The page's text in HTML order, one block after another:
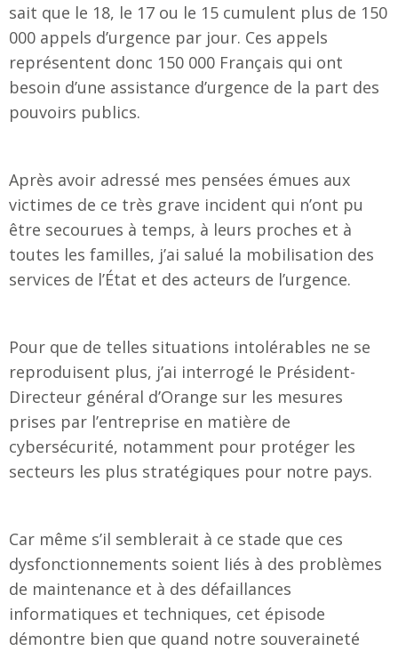
sait que le 18, le 17 ou le 15 cumulent plus de 150
000 appels d’urgence par jour. Ces appels
représentent donc 150 000 Français qui ont
besoin d’une assistance d’urgence de la part des
pouvoirs publics.
Après avoir adressé mes pensées émues aux
victimes de ce très grave incident qui n’ont pu
être secourues à temps, à leurs proches et à
toutes les familles, j’ai salué la mobilisation des
services de l’État et des acteurs de l’urgence.
Pour que de telles situations intolérables ne se
reproduisent plus, j’ai interrogé le Président-
Directeur général d’Orange sur les mesures
prises par l’entreprise en matière de
cybersécurité, notamment pour protéger les
secteurs les plus stratégiques pour notre pays.
Car même s’il semblerait à ce stade que ces
dysfonctionnements soient liés à des problèmes
de maintenance et à des défaillances
informatiques et techniques, cet épisode
démontre bien que quand notre souveraineté